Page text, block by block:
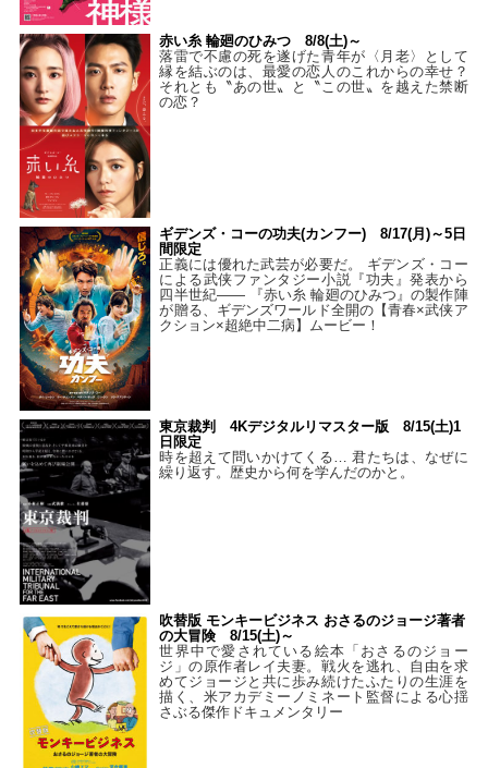
赤い糸 輪廻のひみつ 8/8(土)～
落雷で不慮の死を遂げた青年が〈月老〉として
縁を結ぶのは、最愛の恋人のこれからの幸せ？
それとも〝あの世〟と〝この世〟を越えた禁断
の恋？
ギデンズ・コーの功夫(カンフー) 8/17(月)～5日
間限定
正義には優れた武芸が必要だ。 ギデンズ・コー
による武侠ファンタジー小説『功夫』発表から
四半世紀―― 『赤い糸 輪廻のひみつ』の製作陣
が贈る、ギデンズワールド全開の【青春×武侠ア
クション×超絶中二病】ムービー！
東京裁判 4Kデジタルリマスター版 8/15(土)1
日限定
時を超えて問いかけてくる… 君たちは、なぜに
繰り返す。歴史から何を学んだのかと。
吹替版 モンキービジネス おさるのジョージ著者
の大冒険 8/15(土)～
世界中で愛されている絵本「おさるのジョー
ジ」の原作者レイ夫妻。戦火を逃れ、自由を求
めてジョージと共に歩み続けたふたりの生涯を
描く、米アカデミーノミネート監督による心揺
さぶる傑作ドキュメンタリー